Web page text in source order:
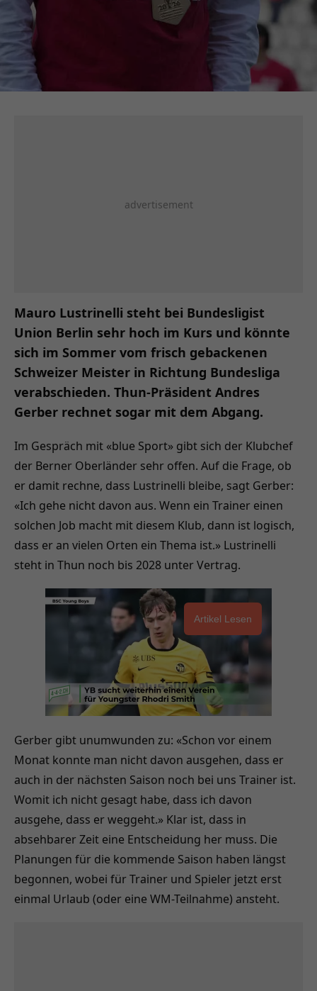
Mauro Lustrinelli steht bei Bundesligist
Union Berlin sehr hoch im Kurs und könnte
sich im Sommer vom frisch gebackenen
Schweizer Meister in Richtung Bundesliga
verabschieden. Thun-Präsident Andres
Gerber rechnet sogar mit dem Abgang.
Im Gespräch mit «blue Sport» gibt sich der Klubchef
der Berner Oberländer sehr offen. Auf die Frage, ob
er damit rechne, dass Lustrinelli bleibe, sagt Gerber:
«Ich gehe nicht davon aus. Wenn ein Trainer einen
solchen Job macht mit diesem Klub, dann ist logisch,
dass er an vielen Orten ein Thema ist.» Lustrinelli
steht in Thun noch bis 2028 unter Vertrag.
Artikel Lesen
Gerber gibt unumwunden zu: «Schon vor einem
Monat konnte man nicht davon ausgehen, dass er
auch in der nächsten Saison noch bei uns Trainer ist.
Womit ich nicht gesagt habe, dass ich davon
ausgehe, dass er weggeht.» Klar ist, dass in
absehbarer Zeit eine Entscheidung her muss. Die
Planungen für die kommende Saison haben längst
begonnen, wobei für Trainer und Spieler jetzt erst
einmal Urlaub (oder eine WM-Teilnahme) ansteht.